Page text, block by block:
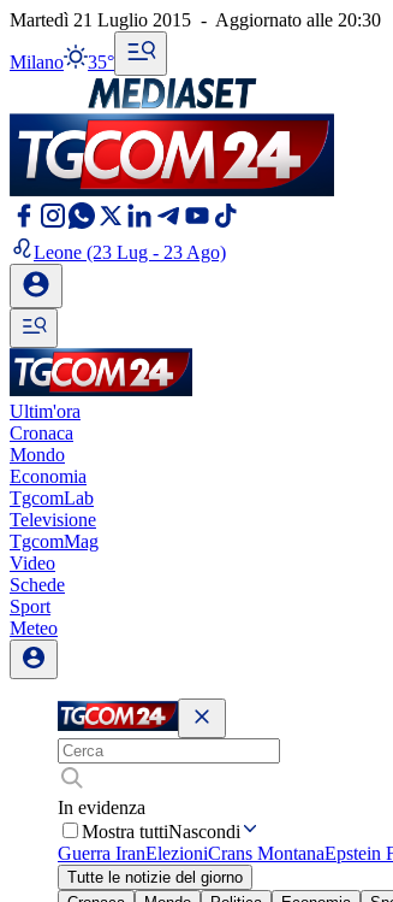
Martedì 21 Luglio 2015 - Aggiornato alle 20:30
Milano 35°
Leone (23 Lug - 23 Ago)
Ultim'ora
Cronaca
Mondo
Economia
TgcomLab
Televisione
TgcomMag
Video
Schede
Sport
Meteo
In evidenza
Mostra tuttiNascondi
Guerra IranElezioniCrans MontanaEpstein
Tutte le notizie del giorno